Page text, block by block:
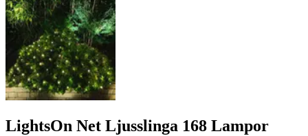
LightsOn Net Ljusslinga 168 Lampor